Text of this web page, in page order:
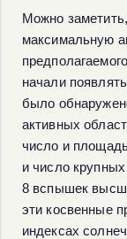
Можно
максимальную
начали
было
активных
число и
и число
8 вспышек
эти косвенные
индексах